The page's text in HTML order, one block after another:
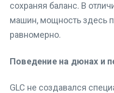
сохраняя баланс. В
машин, мощность здесь
равномерно.
Поведение на дюнах и
GLC не создавался